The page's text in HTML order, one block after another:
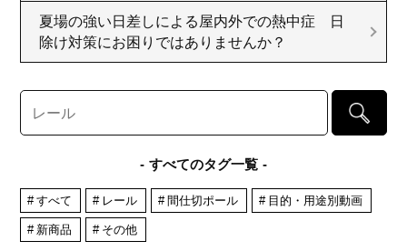
夏場の強い日差しによる屋内外での熱中症 日
除け対策にお困りではありませんか？
すべてのタグ一覧
すべて レール 間仕切ポール 目的・用途別動画
新商品 その他